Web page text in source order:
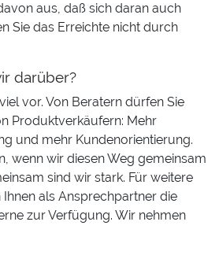
aus, daß sich daran auch
Sie das Erreichte nicht durch
darüber?
vor. Von Beratern dürfen Sie
Produktverkäufern: Mehr
und mehr Kundenorientierung.
wenn wir diesen Weg gemeinsam
sind wir stark. Für weitere
als Ansprechpartner die
zur Verfügung. Wir nehmen